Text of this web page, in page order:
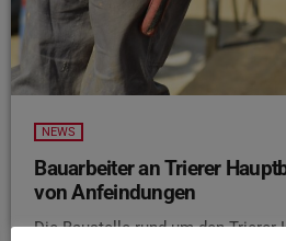
NEWS
Bauarbeiter an Trierer
von Anfeindungen
Die Baustelle rund um den Trierer